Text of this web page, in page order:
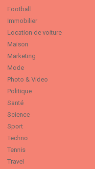
Football
Immobilier
Location de voiture
Maison
Marketing
Mode
Photo & Video
Politique
Santé
Science
Sport
Techno
Tennis
Travel